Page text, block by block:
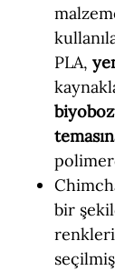
PLA,
bir
renkleri